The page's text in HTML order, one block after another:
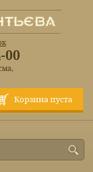
Корзина пуста
00